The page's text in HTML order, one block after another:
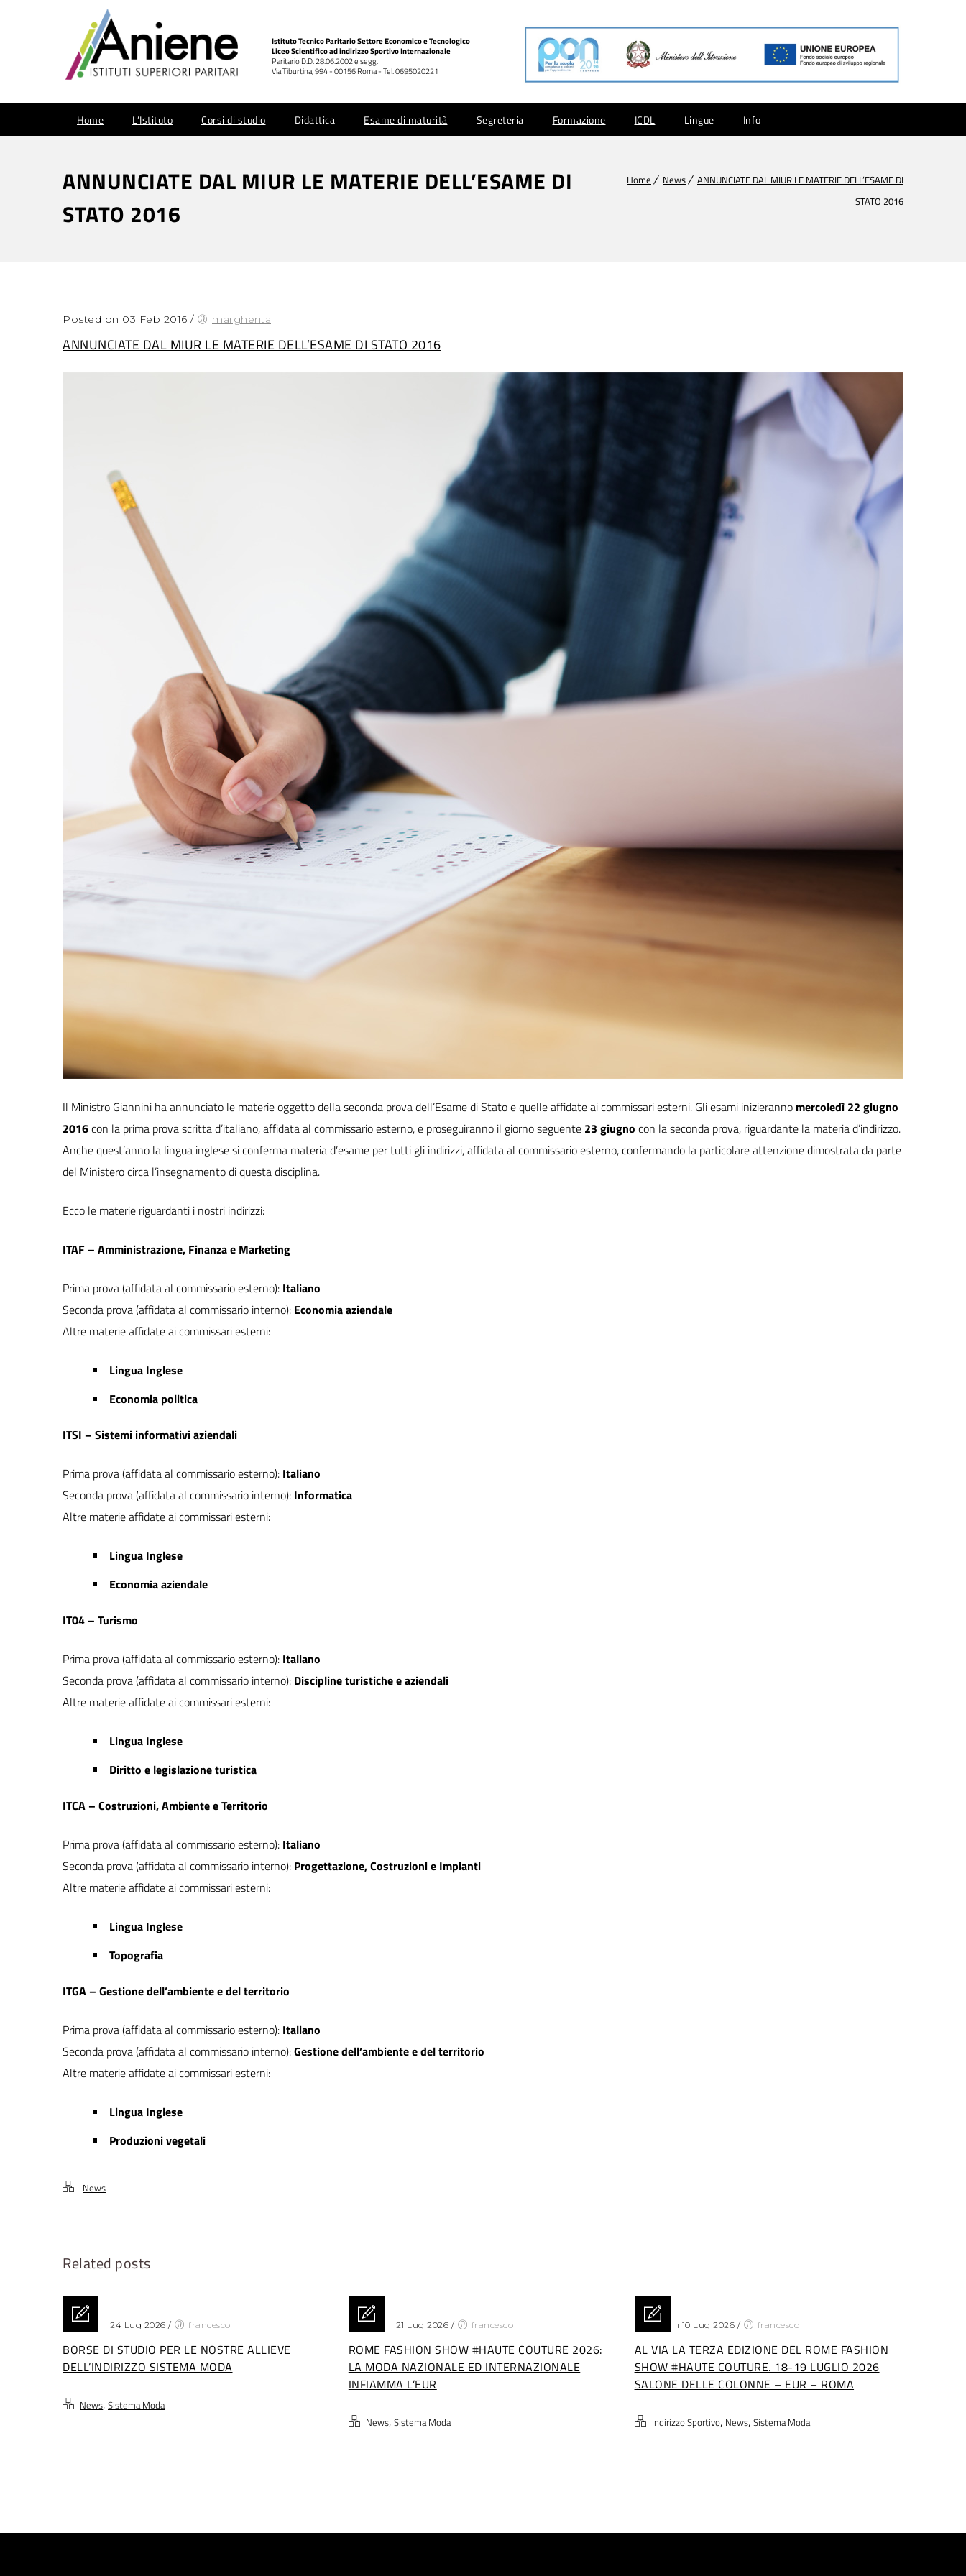
Istituto Tecnico Paritario Settore Economico e Tecnologico
Liceo Scientifico ad indirizzo Sportivo Internazionale
Paritario D.D. 28.06.2002 e segg.
Via Tiburtina, 994 - 00156 Roma - Tel. 0695020221
Home L’Istituto Corsi di studio Didattica Esame di maturità Segreteria Formazione ICDL Lingue Info
ANNUNCIATE DAL MIUR LE MATERIE DELL’ESAME DI
STATO 2016
Home News
ANNUNCIATE DAL MIUR LE MATERIE DELL’ESAME DI
STATO 2016
Posted on 03 Feb 2016 / margherita
ANNUNCIATE DAL MIUR LE MATERIE DELL’ESAME DI STATO 2016
Il Ministro Giannini ha annunciato le materie oggetto della seconda prova dell’Esame di Stato e quelle affidate ai commissari esterni. Gli esami inizieranno mercoledì 22 giugno
2016con la prima prova scritta d’italiano, affidata al commissario esterno, e proseguiranno il giorno seguente 23 giugno con la seconda prova, riguardante la materia d’indirizzo.
Anche quest’anno la lingua inglese si conferma materia d’esame per tutti gli indirizzi, affidata al commissario esterno, confermando la particolare attenzione dimostrata da parte
del Ministero circa l’insegnamento di questa disciplina.
Ecco le materie riguardanti i nostri indirizzi:
ITAF – Amministrazione, Finanza e Marketing
Prima prova (affidata al commissario esterno): Italiano
Seconda prova (affidata al commissario interno): Economia aziendale
Altre materie affidate ai commissari esterni:
Lingua Inglese
Economia politica
ITSI – Sistemi informativi aziendali
Prima prova (affidata al commissario esterno): Italiano
Seconda prova (affidata al commissario interno): Informatica
Altre materie affidate ai commissari esterni:
Lingua Inglese
Economia aziendale
IT04 – Turismo
Prima prova (affidata al commissario esterno): Italiano
Seconda prova (affidata al commissario interno): Discipline turistiche e aziendali
Altre materie affidate ai commissari esterni:
Lingua Inglese
Diritto e legislazione turistica
ITCA – Costruzioni, Ambiente e Territorio
Prima prova (affidata al commissario esterno): Italiano
Seconda prova (affidata al commissario interno): Progettazione, Costruzioni e Impianti
Altre materie affidate ai commissari esterni:
Lingua Inglese
Topografia
ITGA – Gestione dell’ambiente e del territorio
Prima prova (affidata al commissario esterno): Italiano
Seconda prova (affidata al commissario interno):Gestione dell’ambiente e del territorio
Altre materie affidate ai commissari esterni:
Lingua Inglese
Produzioni vegetali
News
Related posts
Posted on 24 Lug 2026 / francesco
BORSE DI STUDIO PER LE NOSTRE ALLIEVE
DELL’INDIRIZZO SISTEMA MODA
News, Sistema Moda
Posted on 21 Lug 2026 / francesco
ROME FASHION SHOW #HAUTE COUTURE 2026:
LA MODA NAZIONALE ED INTERNAZIONALE
INFIAMMA L’EUR
News, Sistema Moda
Posted on 10 Lug 2026 / francesco
AL VIA LA TERZA EDIZIONE DEL ROME FASHION
SHOW #HAUTE COUTURE. 18-19 LUGLIO 2026
SALONE DELLE COLONNE – EUR – ROMA
Indirizzo Sportivo, News, Sistema Moda